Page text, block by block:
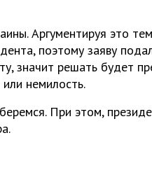
Аргументируя это
поэтому заяву
значит решать будет
немилость.
При этом,